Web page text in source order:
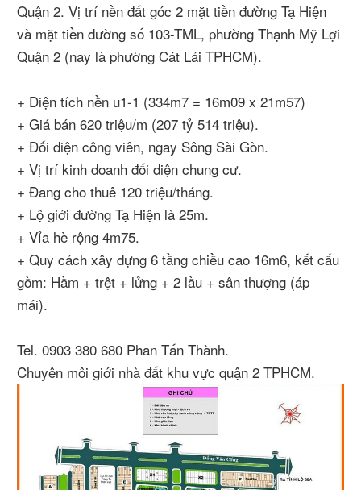
Quận 2. Vị trí nền đất góc 2 mặt tiền đường Tạ Hiện
và mặt tiền đường số 103-TML, phường Thạnh Mỹ Lợi
Quận 2 (nay là phường Cát Lái TPHCM).
+ Diện tích nền u1-1 (334m7 = 16m09 x 21m57)
+ Giá bán 620 triệu/m (207 tỷ 514 triệu).
+ Đối diện công viên, ngay Sông Sài Gòn.
+ Vị trí kinh doanh đối diện chung cư.
+ Đang cho thuê 120 triệu/tháng.
+ Lộ giới đường Tạ Hiện là 25m.
+ Vỉa hè rộng 4m75.
+ Quy cách xây dựng 6 tầng chiều cao 16m6, kết cấu
gồm: Hầm + trệt + lửng + 2 lầu + sân thượng (áp
mái).
Tel. 0903 380 680 Phan Tấn Thành.
Chuyên môi giới nhà đất khu vực quận 2 TPHCM.